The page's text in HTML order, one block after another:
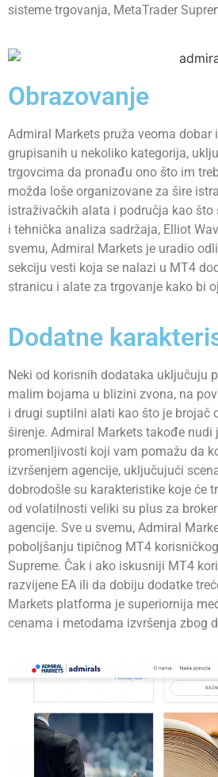
sisteme trgovanja, MetaTrader
Obrazovanje
Admiral Markets pruža veoma
grupisanih u nekoliko kategorija,
trgovcima da pronađu ono što im
možda loše organizovane za šire
istraživačkih alata i područja kao
i tehnička analiza sadržaja, Elliot
svemu, Admiral Markets je uradio
sekciju vesti koja se nalazi u MT4
stranicu i alate za trgovanje kako bi
Dodatne
Neki od korisnih dodataka uključuju
malim bojama u blizini zvona, na
i drugi suptilni alati kao što je brojač
širenje. Admiral Markets takođe
promenljivosti koji vam pomažu da
izvršenjem agencije, uključujući
dobrodošle su karakteristike koje će
od volatilnosti veliki su plus za
agencije. Sve u svemu, Admiral
poboljšanju tipičnog MT4
Supreme. Čak i ako iskusniji MT4
razvijene EA ili da dobiju dodatke
Markets platforma je superiornija
cenama i metodama izvršenja zbog